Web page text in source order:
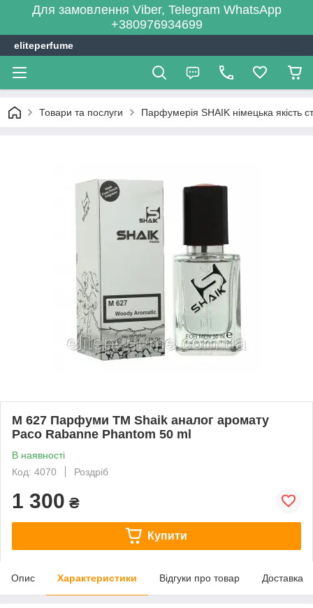
Для замовлення Viber, Telegram WhatsApp
+380976934699
eliteperfume
Товари та послуги Парфумерія SHAIK німецька якість
M 627 Парфуми ТМ Shaik аналог аромату
Paco Rabanne Phantom 50 ml
В наявності
Код: 4070
Роздріб
1 300 ₴
Купити
Опис Характеристики Відгуки про товар Доставка